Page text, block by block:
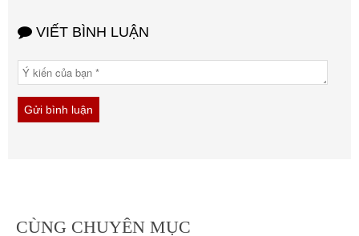
VIẾT BÌNH LUẬN
CÙNG CHUYÊN MỤC